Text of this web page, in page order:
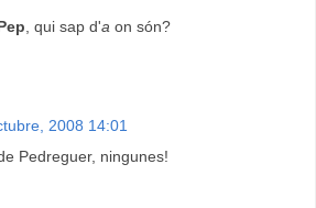
, qui sap d'a on són?
2008 14:01
Pedreguer, ningunes!